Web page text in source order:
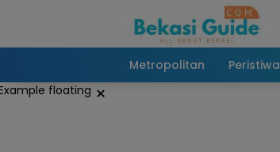
Metropolitan Peristiwa
×